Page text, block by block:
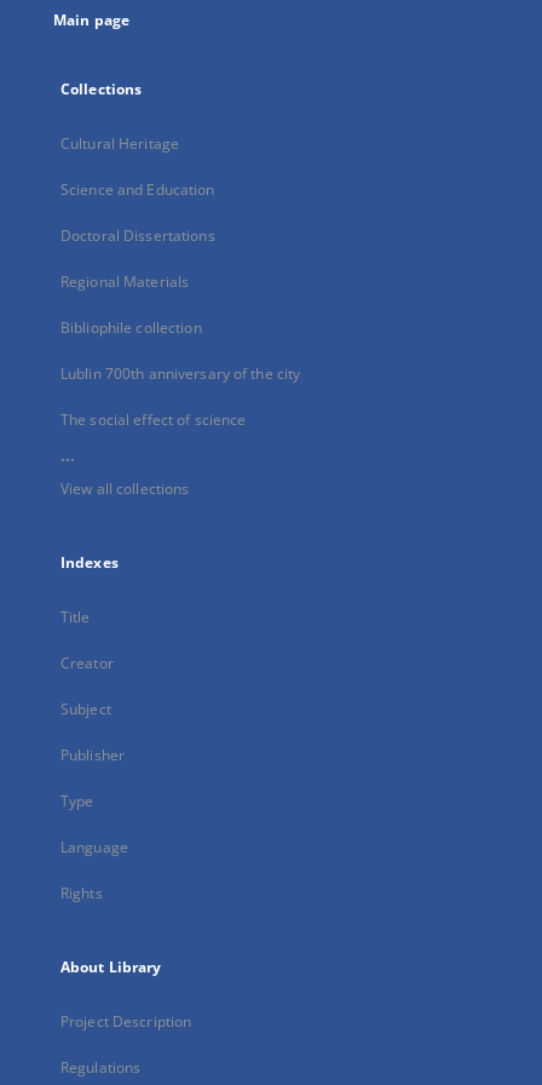
Main page
Collections
Cultural Heritage
Science and Education
Doctoral Dissertations
Regional Materials
Bibliophile collection
Lublin 700th anniversary of the city
The social effect of science
...
View all collections
Indexes
Title
Creator
Subject
Publisher
Type
Language
Rights
About Library
Project Description
Regulations